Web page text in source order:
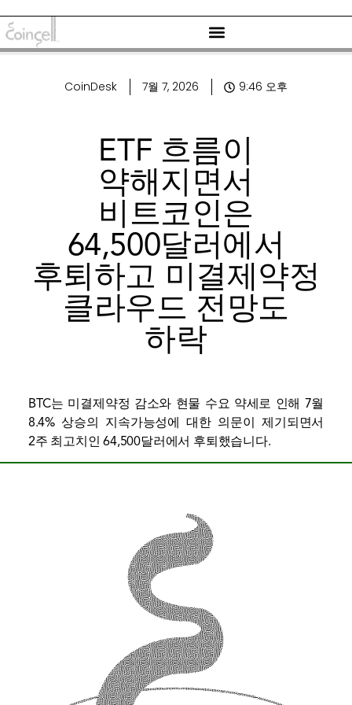
CoinDesk 7월 7, 2026 9:46 오후
ETF 흐름이
약해지면서
비트코인은
64,500달러에서
후퇴하고 미결제약정
클라우드 전망도
하락
BTC는 미결제약정 감소와 현물 수요 약세로 인해 7월
8.4% 상승의 지속가능성에 대한 의문이 제기되면서
2주 최고치인 64,500달러에서 후퇴했습니다.